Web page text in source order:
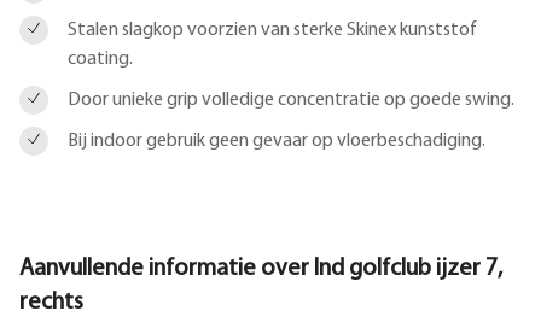
Stalen slagkop voorzien van sterke Skinex kunststof
coating.
Door unieke grip volledige concentratie op goede swing.
Bij indoor gebruik geen gevaar op vloerbeschadiging.
Aanvullende informatie over Ind golfclub ijzer 7,
rechts